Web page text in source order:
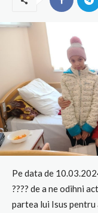
Pe data de
???? de a ne odihni
partea lui Isus pentru